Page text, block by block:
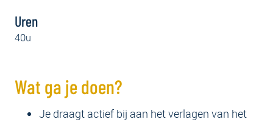
Uren
40u
Wat ga je doen?
Je draagt actief bij aan het verlagen van het